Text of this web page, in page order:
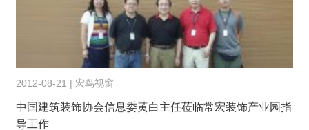
2012-08-21 | 宏鸟视窗
中国建筑装饰协会信息委黄白主任莅临常宏装饰产业园指
导工作